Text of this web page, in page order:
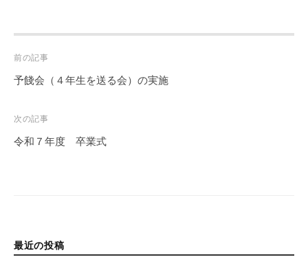
Post
navigation
前の記事
予餞会（４年生を送る会）の実施
次の記事
令和７年度 卒業式
最近の投稿